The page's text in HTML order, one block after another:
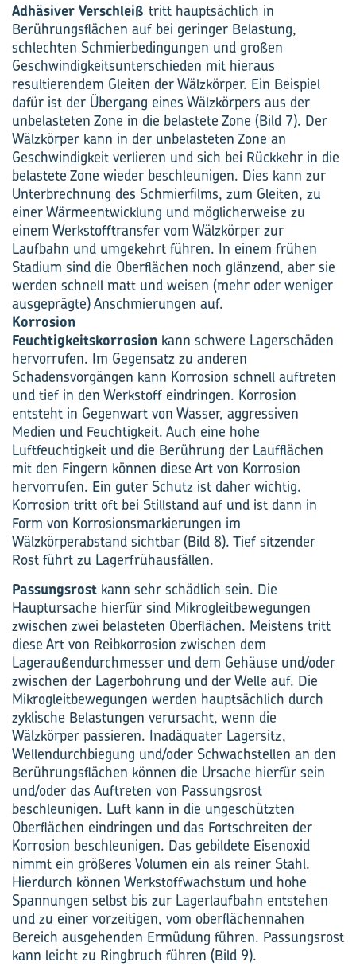
Adhäsiver Verschleiß tritt hauptsächlich in
Berührungsflächen auf bei geringer Belastung,
schlechten Schmierbedingungen und großen
Geschwindigkeitsunterschieden mit hieraus
resultierendem Gleiten der Wälzkörper. Ein Beispiel
dafür ist der Übergang eines Wälzkörpers aus der
unbelasteten Zone in die belastete Zone (Bild 7). Der
Wälzkörper kann in der unbelasteten Zone an
Geschwindigkeit verlieren und sich bei Rückkehr in die
belastete Zone wieder beschleunigen. Dies kann zur
Unterbrechnung des Schmierfilms, zum Gleiten, zu
einer Wärmeentwicklung und möglicherweise zu
einem Werkstofftransfer vom Wälzkörper zur
Laufbahn und umgekehrt führen. In einem frühen
Stadium sind die Oberflächen noch glänzend, aber sie
werden schnell matt und weisen (mehr oder weniger
ausgeprägte) Anschmierungen auf.
Korrosion
Feuchtigkeitskorrosion kann schwere Lagerschäden
hervorrufen. Im Gegensatz zu anderen
Schadensvorgängen kann Korrosion schnell auftreten
und tief in den Werkstoff eindringen. Korrosion
entsteht in Gegenwart von Wasser, aggressiven
Medien und Feuchtigkeit. Auch eine hohe
Luftfeuchtigkeit und die Berührung der Laufflächen
mit den Fingern können diese Art von Korrosion
hervorrufen. Ein guter Schutz ist daher wichtig.
Korrosion tritt oft bei Stillstand auf und ist dann in
Form von Korrosionsmarkierungen im
Wälzkörperabstand sichtbar (Bild 8). Tief sitzender
Rost führt zu Lagerfrühausfällen.
Passungsrost kann sehr schädlich sein. Die
Hauptursache hierfür sind Mikrogleitbewegungen
zwischen zwei belasteten Oberflächen. Meistens tritt
diese Art von Reibkorrosion zwischen dem
Lageraußendurchmesser und dem Gehäuse und/oder
zwischen der Lagerbohrung und der Welle auf. Die
Mikrogleitbewegungen werden hauptsächlich durch
zyklische Belastungen verursacht, wenn die
Wälzkörper passieren. Inadäquater Lagersitz,
Wellendurchbiegung und/oder Schwachstellen an den
Berührungsflächen können die Ursache hierfür sein
und/oder das Auftreten von Passungsrost
beschleunigen. Luft kann in die ungeschützten
Oberflächen eindringen und das Fortschreiten der
Korrosion beschleunigen. Das gebildete Eisenoxid
nimmt ein größeres Volumen ein als reiner Stahl.
Hierdurch können Werkstoffwachstum und hohe
Spannungen selbst bis zur Lagerlaufbahn entstehen
und zu einer vorzeitigen, vom oberflächennahen
Bereich ausgehenden Ermüdung führen. Passungsrost
kann leicht zu Ringbruch führen (Bild 9).